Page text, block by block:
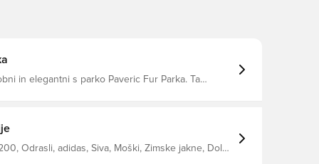
in elegantni s parko Paveric Fur Parka. Ta
nudijo vsestransko zaščito pred vremenskimi
žepa pa zagotavljata varnost vaših stvari.
z zadrgo Redno
Odrasli, adidas, Siva, Moški, Zimske jakne, Dolgi